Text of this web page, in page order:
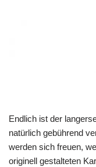
Endlich ist der
natürlich gebührend
werden sich freuen,
originell gestalteten